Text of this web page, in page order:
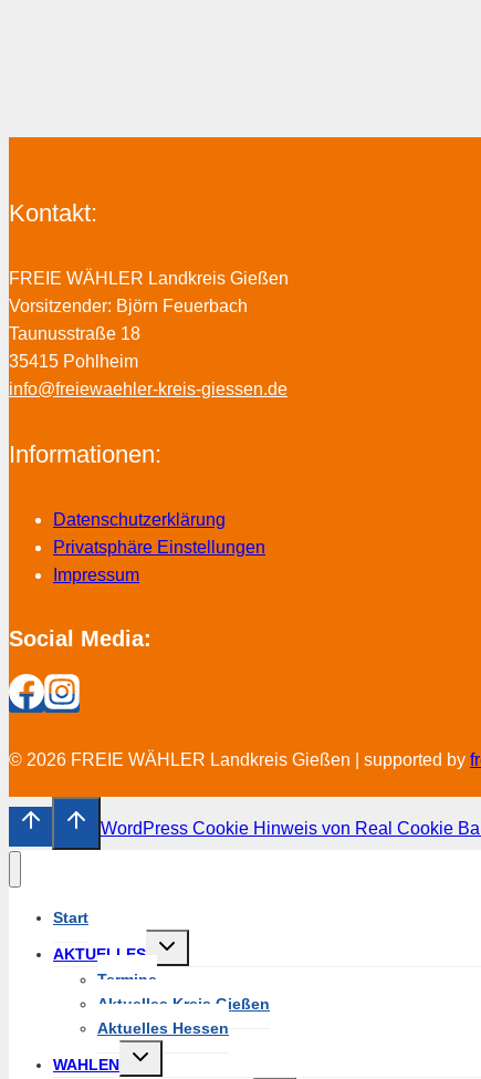
Kontakt:
FREIE WÄHLER Landkreis Gießen
Vorsitzender: Björn Feuerbach
Taunusstraße 18
35415 Pohlheim
info@freiewaehler-kreis-giessen.de
Informationen:
Datenschutzerklärung
Privatsphäre Einstellungen
Impressum
Social Media:
© 2026 FREIE WÄHLER Landkreis Gießen | supported by
WordPress Cookie Hinweis von Real Cookie
Start
AKTUELLES
Untermenü
Termine
Aktuelles Kreis Gießen
Aktuelles Hessen
WAHLEN
Untermenü